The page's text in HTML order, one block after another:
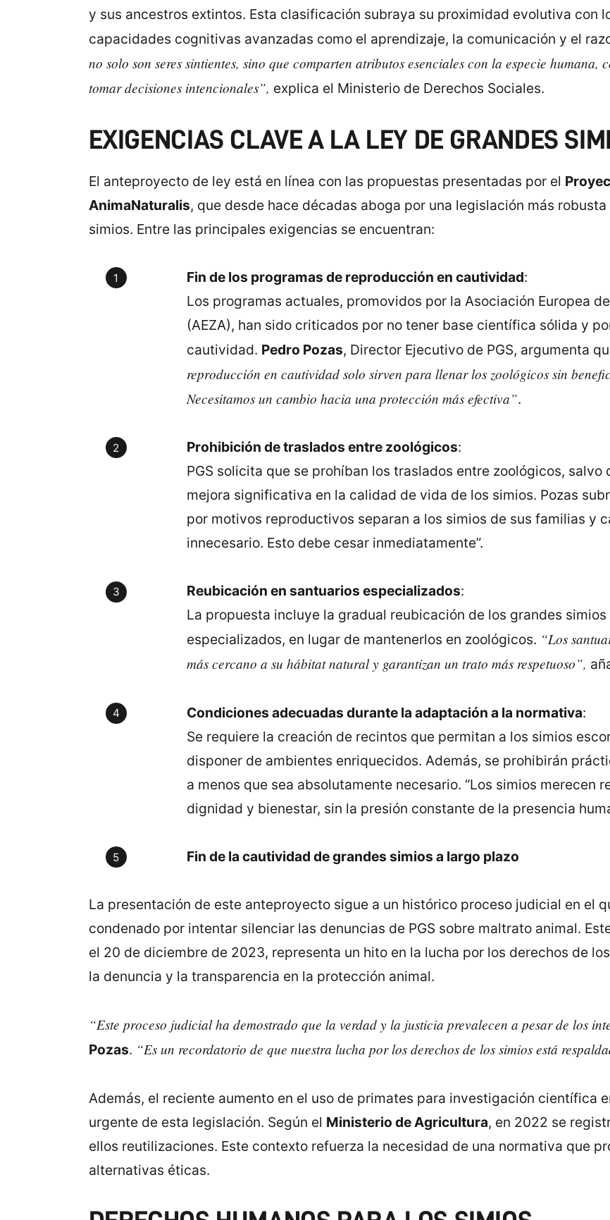
y sus ancestros extintos. Esta clasificación subraya su proximidad evolutiva con
capacidades cognitivas avanzadas como el aprendizaje, la comunicación y el
no solo son seres sintientes, sino que comparten atributos esenciales con la especie
tomar decisiones intencionales”, explica el Ministerio de Derechos Sociales.
EXIGENCIAS CLAVE A LA LEY DE GRANDES
El anteproyecto de ley está en línea con las propuestas presentadas por el
AnimaNaturalis, que desde hace décadas aboga por una legislación más
simios. Entre las principales exigencias se encuentran:
Fin de los programas de reproducción en cautividad:
Los programas actuales, promovidos por la Asociación Europea
(AEZA), han sido criticados por no tener base científica sólida y
cautividad. Pedro Pozas, Director Ejecutivo de PGS, argumenta
reproducción en cautividad solo sirven para llenar los zoológicos sin
Necesitamos un cambio hacia una protección más efectiva”.
Prohibición de traslados entre zoológicos:
PGS solicita que se prohíban los traslados entre zoológicos, salvo
mejora significativa en la calidad de vida de los simios. Pozas
por motivos reproductivos separan a los simios de sus familias y
innecesario. Esto debe cesar inmediatamente”.
Reubicación en santuarios especializados:
La propuesta incluye la gradual reubicación de los grandes simios
especializados, en lugar de mantenerlos en zoológicos. “Los
más cercano a su hábitat natural y garantizan un trato más respetuoso”,
Condiciones adecuadas durante la adaptación a la normativa:
Se requiere la creación de recintos que permitan a los simios
disponer de ambientes enriquecidos. Además, se prohibirán
a menos que sea absolutamente necesario. “Los simios merecen
dignidad y bienestar, sin la presión constante de la presencia
Fin de la cautividad de grandes simios a largo plazo
La presentación de este anteproyecto sigue a un histórico proceso judicial en el
condenado por intentar silenciar las denuncias de PGS sobre maltrato animal.
el 20 de diciembre de 2023, representa un hito en la lucha por los derechos de
la denuncia y la transparencia en la protección animal.
“Este proceso judicial ha demostrado que la verdad y la justicia prevalecen a pesar de los
Pozas. “Es un recordatorio de que nuestra lucha por los derechos de los simios está
Además, el reciente aumento en el uso de primates para investigación científica
urgente de esta legislación. Según el Ministerio de Agricultura, en 2022 se
ellos reutilizaciones. Este contexto refuerza la necesidad de una normativa que
alternativas éticas.